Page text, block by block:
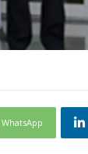
WhatsApp